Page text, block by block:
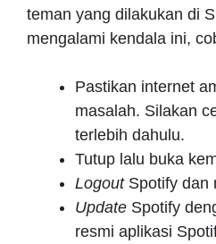
teman yang dilakukan di
mengalami kendala ini,
Pastikan internet
masalah. Silakan
terlebih dahulu.
Tutup lalu buka
LogoutSpotify dan
Update Spotify
resmi aplikasi